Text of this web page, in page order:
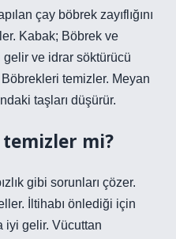
çay böbrek zayıflığını
Kabak; Böbrek ve
ve idrar söktürücü
temizler. Meyan
taşları düşürür.
mi?
gibi sorunları çözer.
İltihabı önlediği için
iyi gelir. Vücuttan